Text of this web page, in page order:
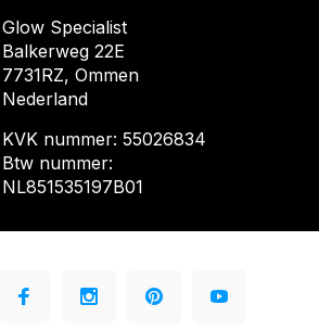
Glow Specialist
Balkerweg 22E
7731RZ, Ommen
Nederland
KVK nummer: 55026834
Btw nummer:
NL851535197B01